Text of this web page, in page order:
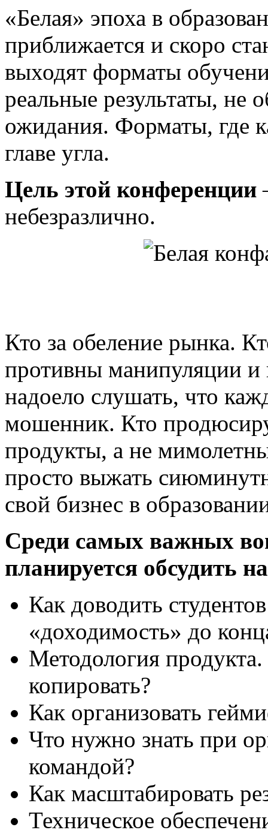
«Белая» эпоха в
приближается и скоро
выходят форматы
реальные результаты,
ожидания. Форматы, где
главе угла.
Цель этой конференции
небезразлично.
Кто за обеление рынка.
противны манипуляции
надоело слушать, что
мошенник. Кто
продукты, а не
просто выжать
свой бизнес в
Среди самых важных
планируется обсудить
Как доводить
«доходимость» до
Методология
копировать?
Как организовать
Что нужно знать при
командой?
Как масштабировать
Техническое